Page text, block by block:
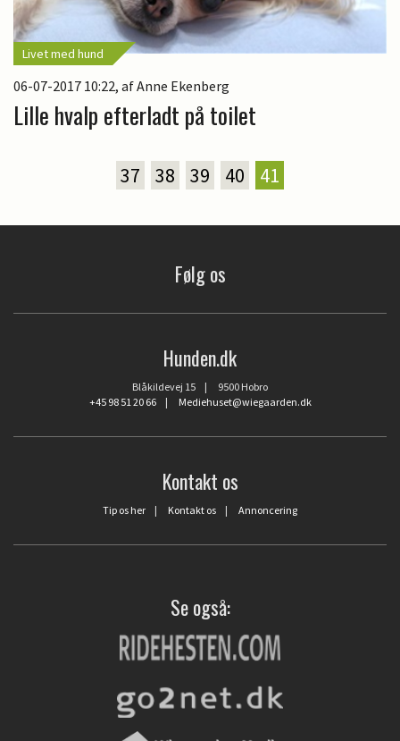
Livet med hund
06-07-2017 10:22, af Anne Ekenberg
Lille hvalp efterladt på toilet
37 38 39 40 41
Følg os
Hunden.dk
Blåkildevej 15 | 9500 Hobro
+45 98 51 20 66| Mediehuset@wiegaarden.dk
Kontakt os
Tip os her | Kontakt os | Annoncering
Se også: